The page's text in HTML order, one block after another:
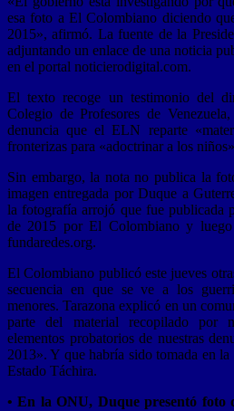
esa foto a El Colombiano diciendo
2015», afirmó. La fuente de la
adjuntando un enlace de una noticia
en el portal noticierodigital.com.
El texto recoge un testimonio del
Colegio de Profesores de
denuncia que el ELN reparte
fronterizas para «adoctrinar a los
Sin embargo, la nota no publica la
imagen entregada por Duque a
la fotografía arrojó que fue publicada
de 2015 por El Colombiano y
fundaredes.org.
El Colombiano publicó este jueves
secuencia en que se ve a los
menores. Tarazona explicó en un
parte del material recopilado por
elementos probatorios de nuestras
2013». Y que habría sido tomada en
Estado Táchira.
• En la ONU, Duque presentó foto